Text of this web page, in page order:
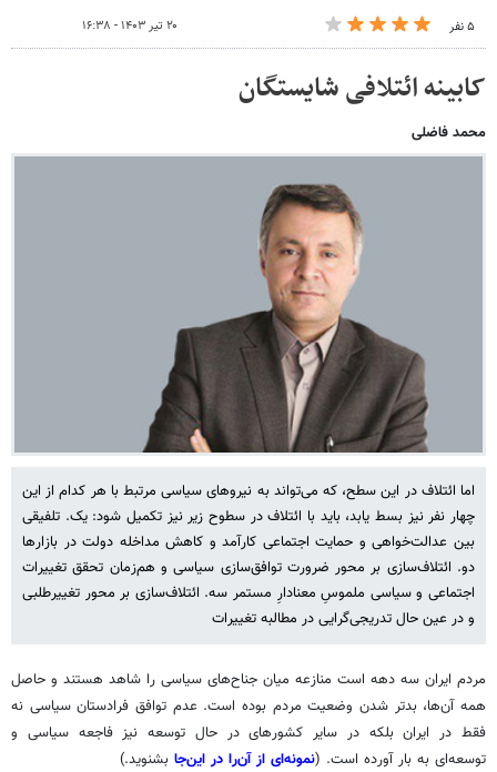
۵ نفر ۲۰ تیر ۱۴۰۳ - ۱۶:۳۸
کابینه ائتلافی شایستگان
محمد فاضلی
اما ائتلاف در این سطح، که می‌تواند به نیروهای سیاسی مرتبط با هر کدام از این
چهار نفر نیز بسط یابد، باید با ائتلاف در سطوح زیر نیز تکمیل شود: یک. تلفیقی
بین عدالت‌خواهی و حمایت اجتماعی کارآمد و کاهش مداخله دولت در بازارها
دو. ائتلاف‌سازی بر محور ضرورت توافق‌سازی سیاسی و هم‌زمان تحقق تغییرات
اجتماعی و سیاسی ملموسِ معنادارِ مستمر سه. ائتلاف‌سازی بر محور تغییرطلبی
و در عین حال تدریجی‌گرایی در مطالبه تغییرات
مردم ایران سه دهه است منازعه میان جناح‌های سیاسی را شاهد هستند و حاصل
همه آن‌ها، بدتر شدن وضعیت مردم بوده است. عدم توافق فرادستان سیاسی نه
فقط در ایران بلکه در سایر کشورهای در حال توسعه نیز فاجعه سیاسی و
توسعه‌ای به بار آورده است. (نمونه‌ای از آن‌را در این‌جا بشنوید.)